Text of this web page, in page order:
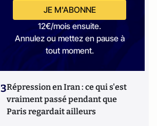
JE M'ABONNE
12€/mois ensuite.
Annulez ou mettez en pause à
tout moment.
3Répression en Iran : ce qui s'est
vraiment passé pendant que
Paris regardait ailleurs